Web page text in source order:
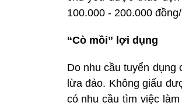
100.000 - 200.000
“Cò mồi” lợi dụng
Do nhu cầu tuyển dụng
lừa đảo. Không giấu
có nhu cầu tìm việc